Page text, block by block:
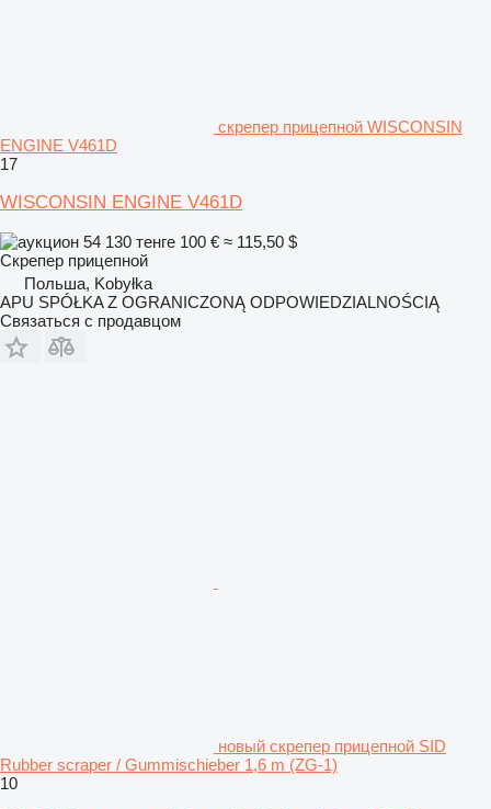
скрепер прицепной WISCONSIN
ENGINE V461D
17
WISCONSIN ENGINE V461D
54 130 тенге 100 € ≈ 115,50 $
Скрепер прицепной
Польша, Kobyłka
APU SPÓŁKA Z OGRANICZONĄ ODPOWIEDZIALNOŚCIĄ
Связаться с продавцом
новый скрепер прицепной SID
Rubber scraper / Gummischieber 1,6 m (ZG-1)
10